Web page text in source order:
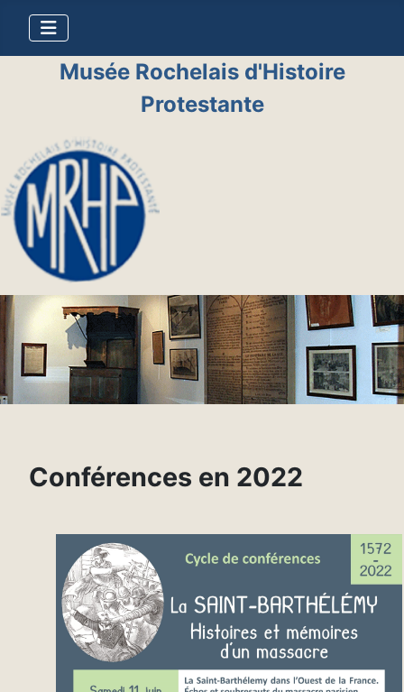
Musée Rochelais d'Histoire
Protestante
Conférences en 2022